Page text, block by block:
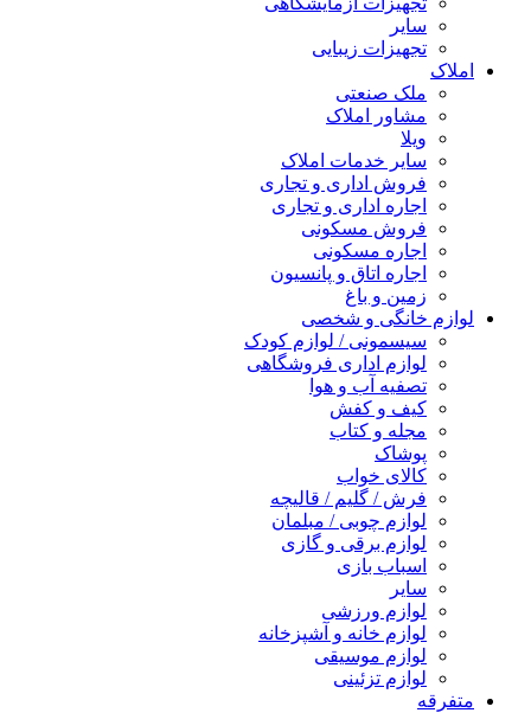
سایر
تجهیزات زیبایی
املاک
ملک صنعتی
مشاور املاک
ویلا
سایر خدمات املاک
فروش اداری و تجاری
اجاره اداری و تجاری
فروش مسکونی
اجاره مسکونی
اجاره اتاق و پانسیون
زمین و باغ
لوازم خانگی و شخصی
سیسمونی / لوازم کودک
لوازم اداری فروشگاهی
تصفیه آب و هوا
کیف و کفش
مجله و کتاب
پوشاک
کالای خواب
فرش / گلیم / قالیچه
لوازم چوبی / مبلمان
لوازم برقی و گازی
اسباب بازی
سایر
لوازم ورزشی
لوازم خانه و آشپزخانه
لوازم موسیقی
لوازم تزئینی
متفرقه